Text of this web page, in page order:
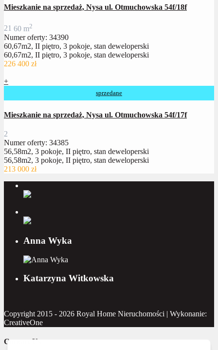
Mieszkanie na sprzedaż, Nysa ul. Otmuchowska 54f/18f
21 60 m2
Numer oferty: 34390
60,67m2, II piętro, 3 pokoje, stan deweloperski
60,67m2, II piętro, 3 pokoje, stan deweloperski
226 400 zł
+
sprzedane
Mieszkanie na sprzedaż, Nysa ul. Otmuchowska 54f/17f
2
Numer oferty: 34385
56,58m2, 3 pokoje, II piętro, stan deweloperski
56,58m2, 3 pokoje, II piętro, stan deweloperski
213 000 zł
Anna Wyka
Katarzyna Witkowska
Copyright 2015 - 2026 Royal Home Nieruchomości | Wykonanie:
CreativeOne
Contact Us